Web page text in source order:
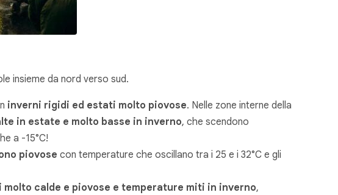
insieme da nord verso sud.
inverni rigidi ed estati molto piovose. Nelle zone interne della
in estate e molto basse in inverno, che scendono
a -15°C!
piovose con temperature che oscillano tra i 25 e i 32°C e gli
molto calde e piovose e temperature miti in inverno,